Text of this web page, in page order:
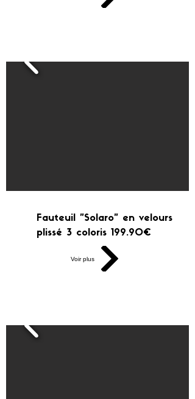
Fauteuil "Solaro" en velours
plissé 3 coloris 199.90€
Voir plus